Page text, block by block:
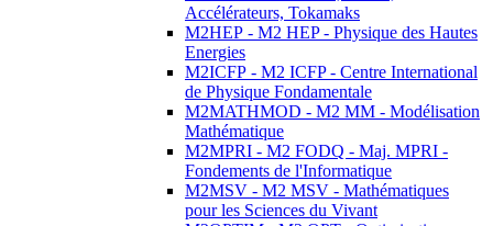
Accélérateurs, Tokamaks
M2HEP - M2 HEP - Physique des Hautes
Energies
M2ICFP - M2 ICFP - Centre International
de Physique Fondamentale
M2MATHMOD - M2 MM - Modélisation
Mathématique
M2MPRI - M2 FODQ - Maj. MPRI -
Fondements de l'Informatique
M2MSV - M2 MSV - Mathématiques
pour les Sciences du Vivant